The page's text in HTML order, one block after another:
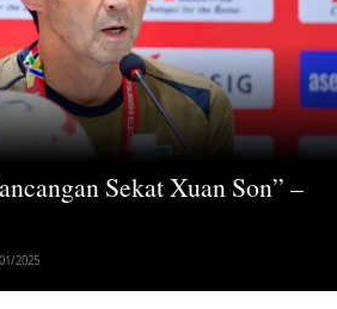
Sekat Xuan Son” –
2025